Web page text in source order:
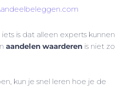
is dat alleen experts kunnen
aandelen waarderen is niet zo
kun je snel leren hoe je de